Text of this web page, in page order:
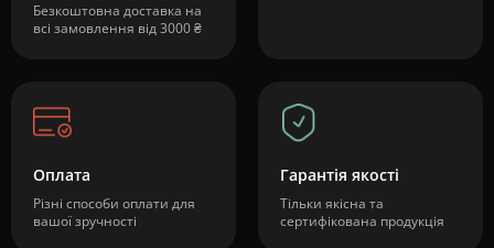
Безкоштовна доставка на
всі замовлення від 3000 ₴
Оплата
Різні способи оплати для
вашої зручності
Гарантія якості
Тільки якісна та
сертифікована продукція